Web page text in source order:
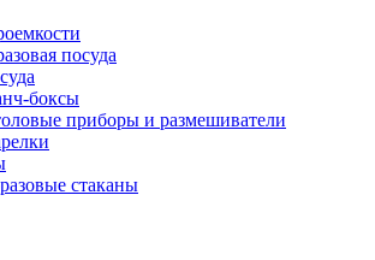
посуда
боксы
приборы и размешиватели
стаканы